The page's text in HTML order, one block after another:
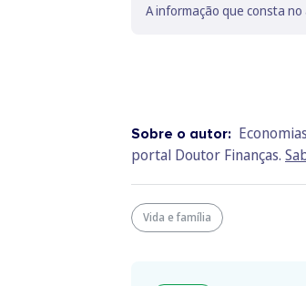
A informação que consta
Sobre o autor:
portal Doutor Finanças.
Vida e família